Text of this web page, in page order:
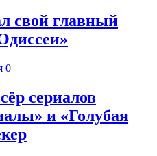
свой главный
0
сериалов
и «Голубая